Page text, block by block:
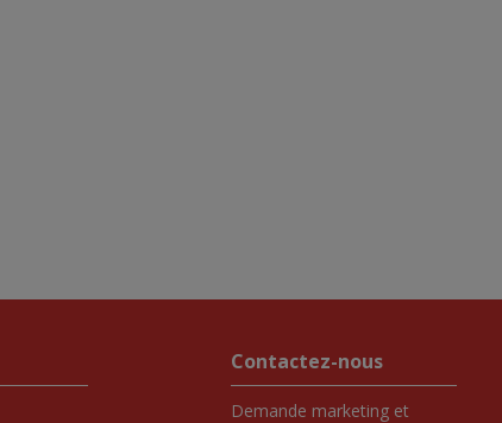
Contactez-nous
Demande marketing et